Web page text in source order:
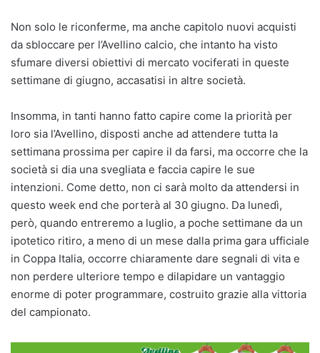
Non solo le riconferme, ma anche capitolo nuovi acquisti
da sbloccare per l’Avellino calcio, che intanto ha visto
sfumare diversi obiettivi di mercato vociferati in queste
settimane di giugno, accasatisi in altre società.
Insomma, in tanti hanno fatto capire come la priorità per
loro sia l’Avellino, disposti anche ad attendere tutta la
settimana prossima per capire il da farsi, ma occorre che la
società si dia una svegliata e faccia capire le sue
intenzioni. Come detto, non ci sarà molto da attendersi in
questo week end che porterà al 30 giugno. Da lunedì,
però, quando entreremo a luglio, a poche settimane da un
ipotetico ritiro, a meno di un mese dalla prima gara ufficiale
in Coppa Italia, occorre chiaramente dare segnali di vita e
non perdere ulteriore tempo e dilapidare un vantaggio
enorme di poter programmare, costruito grazie alla vittoria
del campionato.